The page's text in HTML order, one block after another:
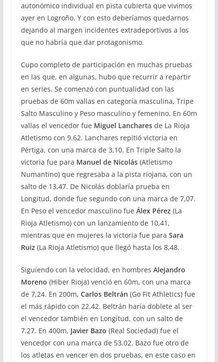
autonómico individual en pista cubierta que vivimos
ayer en Logroño. Y con esto deberíamos quedarnos
dejando al margen incidentes extradeportivos a los
que no habría que dar protagonismo.
Cupo completo de participación en muchas pruebas
en las que, en algunas, hubo que recurrir a repartir
en series. Se comenzó con puntualidad con las
pruebas de 60m vallas en categoría masculina, Tripe
Salto Masculino y Peso masculino y femenino. En 60m
vallas el vencedor fue Miguel Lancharesde La Rioja
Atletismo con 9.62. Lanchares repitió victoria en
Pértiga, con una marca de 3,10. En Triple Salto la
victoria fue para Manuel de Nicolás(Atletismo
Numantino) que regresaba a la pista riojana, con un
salto de 13,47. De Nicolás doblaría prueba en
Longitud, donde fue segundo con una marca de 7,07.
En Peso el vencedor masculino fue Álex Pérez(La
Rioja Atletismo) con un lanzamiento de 10,41,
mientras que en mujeres la victoria fue para Sara
Ruiz(La Rioja Atletismo) que llegó hasta los 8,48.
Siguiendo con la velocidad, en hombres Alejandro
Moreno (Hiber Rioja) venció en 60m, con una marca
de 7,24. En 200m, Carlos Beltrán (Go Fit Athletics) fue
el más rápido con 22.42. Beltrán haría doblete al ser
el vencedor también en Longitud, con un salto de
7,27. En 400m, Javier Bazo (Real Sociedad) fue el
vencedor con una marca de 53.02. Bazo fue otro de
los atletas en vencer en dos pruebas, en este caso en